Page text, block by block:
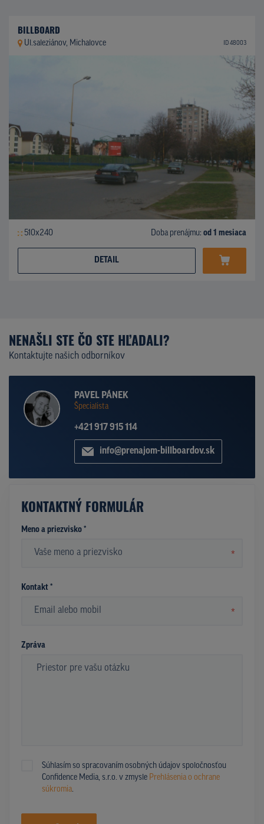
BILLBOARD
Ul.saleziánov, Michalovce ID 48003
510x240 Doba prenájmu: od 1 mesiaca
DETAIL
NENAŠLI STE ČO STE HĽADALI?
Kontaktujte našich odborníkov
PAVEL PÁNEK
Špecialista
+421 917 915 114
info@prenajom-billboardov.sk
KONTAKTNÝ FORMULÁR
Meno a priezvisko *
*
Kontakt *
*
Zpráva
Súhlasím so spracovaním osobných údajov spoločnosťou
Confidence Media, s.r.o. v zmysle Prehlásenia o ochrane
súkromia.